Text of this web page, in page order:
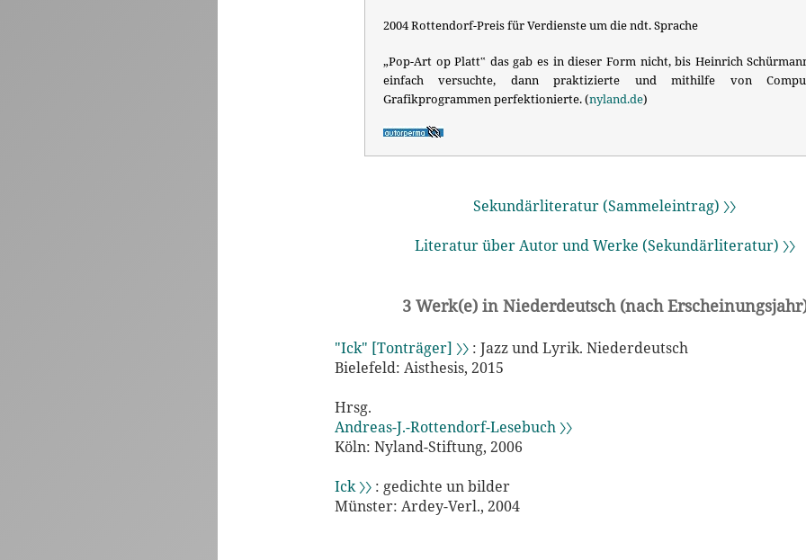
2004 Rottendorf-Preis für Verdienste um die ndt. Sprache
„Pop-Art op Platt‟ das gab es in dieser Form nicht, bis Heinrich
einfach versuchte, dann praktizierte und mithilfe von
Grafikprogrammen perfektionierte. (nyland.de)
Sekundärliteratur (Sammeleintrag) 〉〉
Literatur über Autor und Werke (Sekundärliteratur) 〉〉
3 Werk(e) in Niederdeutsch (nach
"Ick" [Tonträger] 〉〉 : Jazz und Lyrik. Niederdeutsch
Bielefeld: Aisthesis, 2015
Hrsg.
Andreas-J.-Rottendorf-Lesebuch 〉〉
Köln: Nyland-Stiftung, 2006
Ick 〉〉 : gedichte un bilder
Münster: Ardey-Verl., 2004